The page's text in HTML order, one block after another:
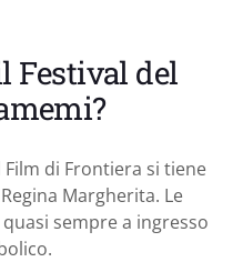
Festival del
di Frontiera si tiene
Margherita. Le
sempre a ingresso